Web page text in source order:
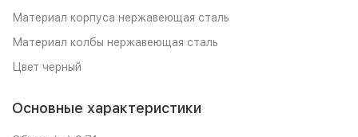
Материал корпуса нержавеющая сталь
Материал колбы нержавеющая сталь
Цвет черный
Основные характеристики